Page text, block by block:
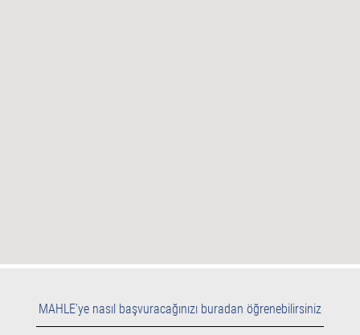
MAHLE'ye nasıl başvuracağınızı buradan öğrenebilirsiniz